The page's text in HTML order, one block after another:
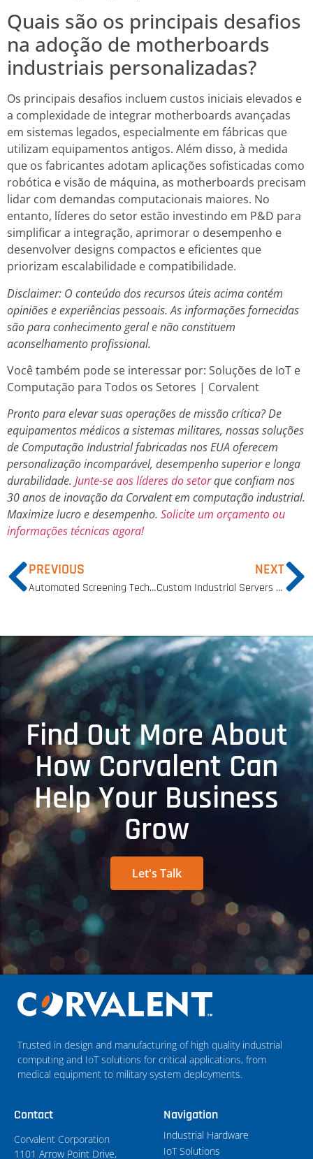
Quais são os principais desafios
na adoção de motherboards
industriais personalizadas?
Os principais desafios incluem custos iniciais elevados e
a complexidade de integrar motherboards avançadas
em sistemas legados, especialmente em fábricas que
utilizam equipamentos antigos. Além disso, à medida
que os fabricantes adotam aplicações sofisticadas como
robótica e visão de máquina, as motherboards precisam
lidar com demandas computacionais maiores. No
entanto, líderes do setor estão investindo em P&D para
simplificar a integração, aprimorar o desempenho e
desenvolver designs compactos e eficientes que
priorizam escalabilidade e compatibilidade.
Disclaimer: O conteúdo dos recursos úteis acima contém
opiniões e experiências pessoais. As informações fornecidas
são para conhecimento geral e não constituem
aconselhamento profissional.
Você também pode se interessar por: Soluções de IoT e
Computação para Todos os Setores | Corvalent
Pronto para elevar suas operações de missão crítica? De
equipamentos médicos a sistemas militares, nossas soluções
de Computação Industrial fabricadas nos EUA oferecem
personalização incomparável, desempenho superior e longa
durabilidade. Junte-se aos líderes do setorque confiam nos
30 anos de inovação da Corvalent em computação industrial.
Maximize lucro e desempenho. Solicite um orçamento ou
informações técnicas agora!
PREVIOUS
Automated Screening Technologies Advance Airport Security Protocols
NEXT
Custom Industrial Servers Drive Scalability in Energy Infrastructure
Find Out More About
How Corvalent Can
Help Your Business
Grow
Let's Talk
Trusted in design and manufacturing of high quality industrial
computing and IoT solutions for critical applications, from
medical equipment to military system deployments.
Contact
Corvalent Corporation
1101 Arrow Point Drive,
Navigation
Industrial Hardware
IoT Solutions